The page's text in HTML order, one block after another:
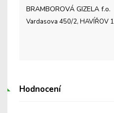
BRAMBOROVÁ GIZELA f.o.
Vardasova 450/2, HAVÍŘOV 1
Hodnocení